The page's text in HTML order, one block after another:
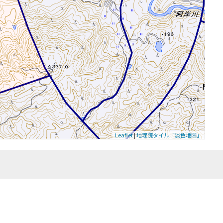
Leaflet|地理院タイル「淡色地図」